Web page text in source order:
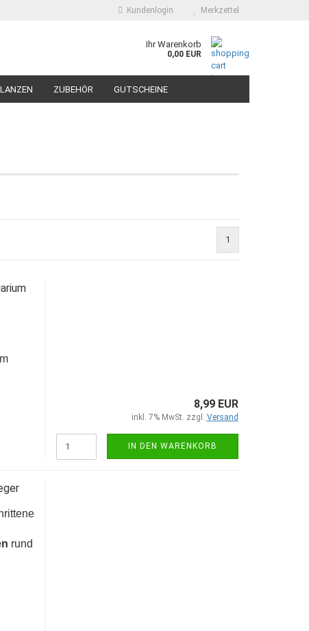
Kundenlogin Merkzettel
Ihr Warenkorb
0,00 EUR
ZUBEHÖR GUTSCHEINE
1
8,99 EUR
inkl. 7% MwSt. zzgl. Versand
IN DEN WARENKORB
rund